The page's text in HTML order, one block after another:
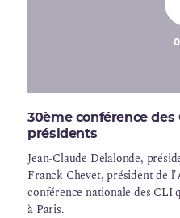
30ème conférence des
présidents
Jean-Claude Delalonde,
Franck Chevet, président de
conférence nationale des CLI
à Paris.